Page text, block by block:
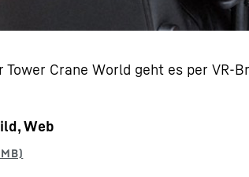
Tower Crane World geht es per
Web